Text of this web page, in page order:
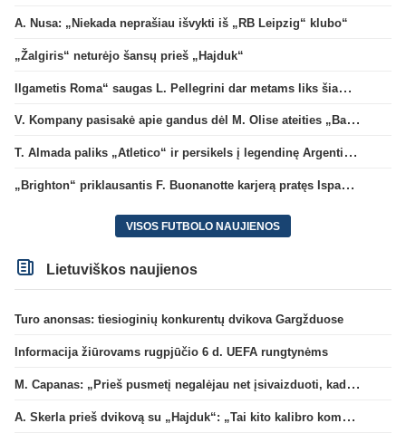
A. Nusa: „Niekada neprašiau išvykti iš „RB Leipzig“ klubo“
„Žalgiris“ neturėjo šansų prieš „Hajduk“
Ilgametis Roma“ saugas L. Pellegrini dar metams liks šiame klube
V. Kompany pasisakė apie gandus dėl M. Olise ateities „Bayern“ gretose
T. Almada paliks „Atletico“ ir persikels į legendinę Argentinos ekipą
„Brighton“ priklausantis F. Buonanotte karjerą pratęs Ispanijoje
VISOS FUTBOLO NAUJIENOS
Lietuviškos naujienos
Turo anonsas: tiesioginių konkurentų dvikova Gargžduose
Informacija žiūrovams rugpjūčio 6 d. UEFA rungtynėms
M. Capanas: „Prieš pusmetį negalėjau net įsivaizduoti, kad žaisime prieš „Hajduk“
A. Skerla prieš dvikovą su „Hajduk“: „Tai kito kalibro komanda“